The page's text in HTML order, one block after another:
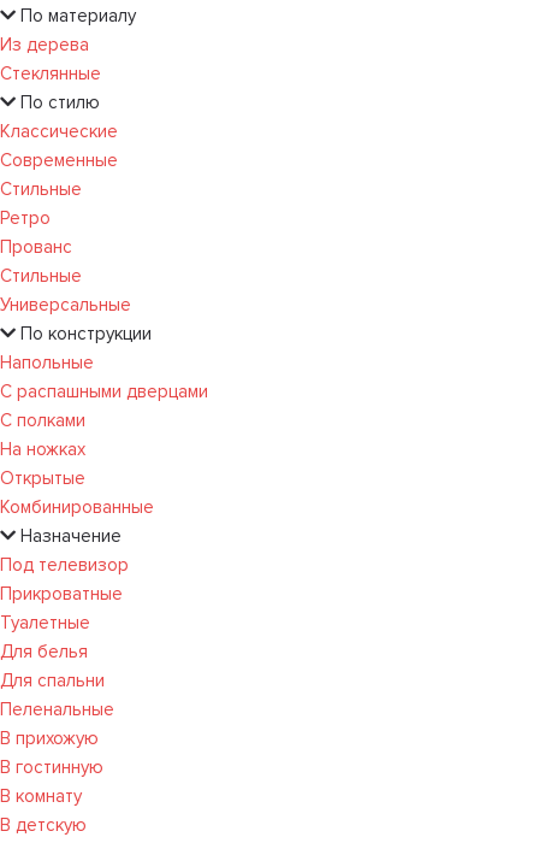
По материалу
Из дерева
Стеклянные
По стилю
Классические
Современные
Стильные
Ретро
Прованс
Стильные
Универсальные
По конструкции
Напольные
С распашными дверцами
С полками
На ножках
Открытые
Комбинированные
Назначение
Под телевизор
Прикроватные
Туалетные
Для белья
Для спальни
Пеленальные
В прихожую
В гостинную
В комнату
В детскую